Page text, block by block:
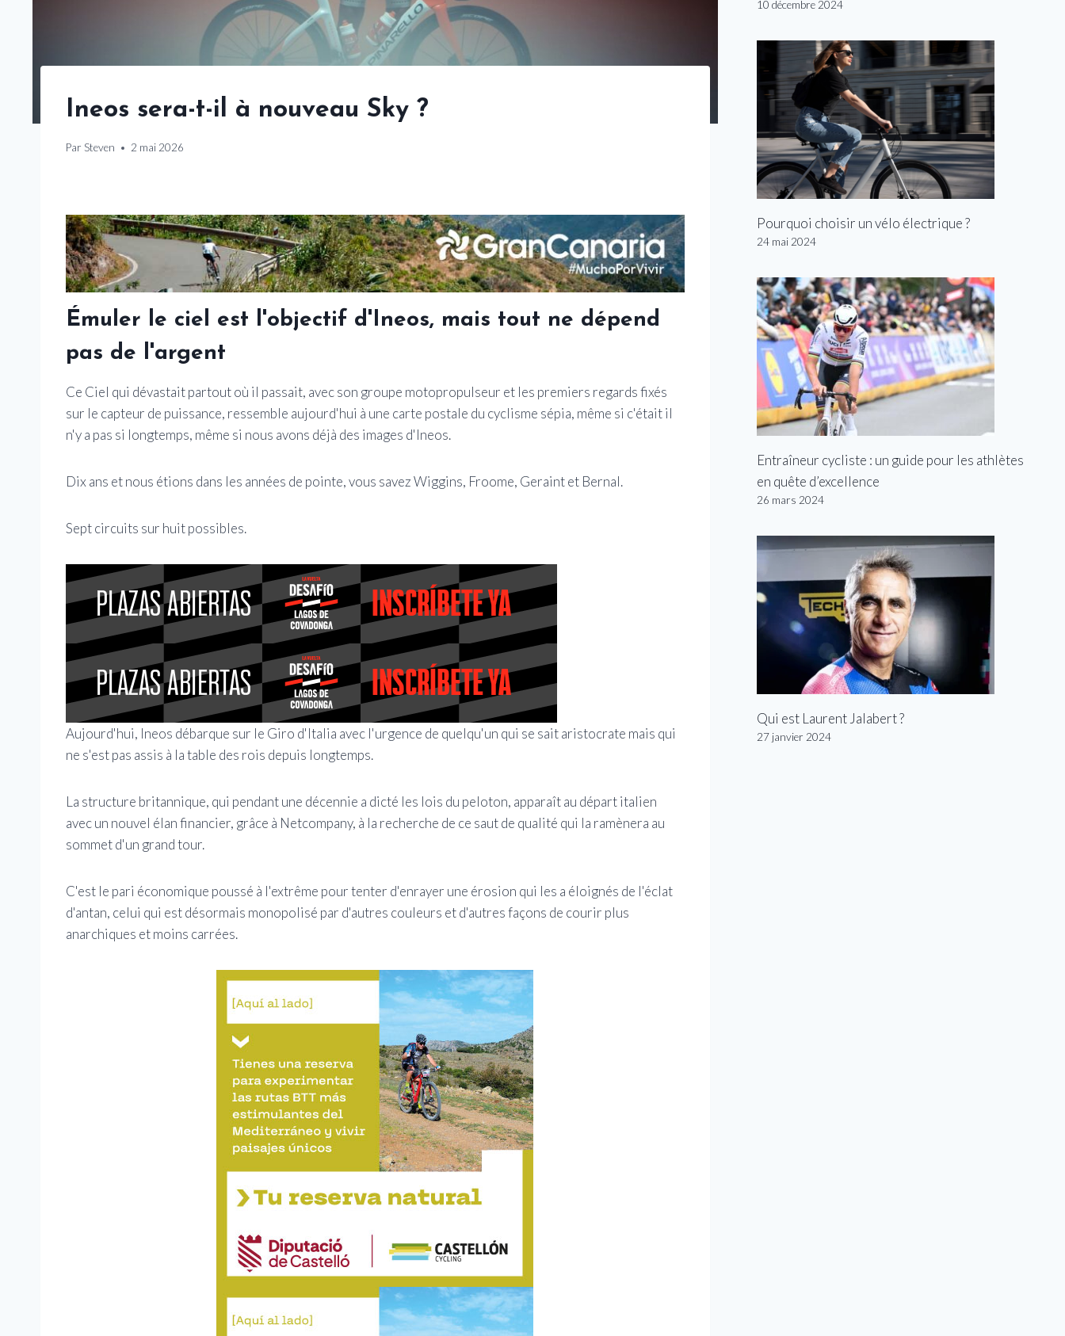
Ineos sera-t-il à nouveau Sky ?
Par Steven 2 mai 2026
Émuler le ciel est l'objectif d'Ineos, mais tout ne dépend
pas de l'argent
Ce Ciel qui dévastait partout où il passait, avec son groupe motopropulseur et les premiers regards fixés
sur le capteur de puissance, ressemble aujourd'hui à une carte postale du cyclisme sépia, même si c'était il
n'y a pas si longtemps, même si nous avons déjà des images d'Ineos.
Dix ans et nous étions dans les années de pointe, vous savez Wiggins, Froome, Geraint et Bernal.
Sept circuits sur huit possibles.
Aujourd'hui, Ineos débarque sur le Giro d'Italia avec l'urgence de quelqu'un qui se sait aristocrate mais qui
ne s'est pas assis à la table des rois depuis longtemps.
La structure britannique, qui pendant une décennie a dicté les lois du peloton, apparaît au départ italien
avec un nouvel élan financier, grâce à Netcompany, à la recherche de ce saut de qualité qui la ramènera au
sommet d'un grand tour.
C'est le pari économique poussé à l'extrême pour tenter d'enrayer une érosion qui les a éloignés de l'éclat
d'antan, celui qui est désormais monopolisé par d'autres couleurs et d'autres façons de courir plus
anarchiques et moins carrées.
10 décembre 2024
Pourquoi choisir un vélo électrique ?
24 mai 2024
Entraîneur cycliste : un guide pour les athlètes
en quête d’excellence
26 mars 2024
Qui est Laurent Jalabert ?
27 janvier 2024